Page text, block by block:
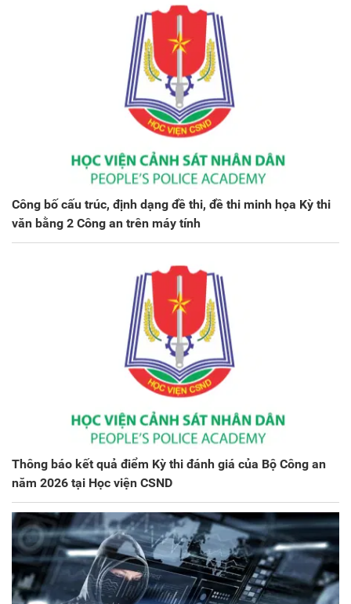
Công bố cấu trúc, định dạng đề thi, đề thi minh họa Kỳ thi
văn bằng 2 Công an trên máy tính
Thông báo kết quả điểm Kỳ thi đánh giá của Bộ Công an
năm 2026 tại Học viện CSND